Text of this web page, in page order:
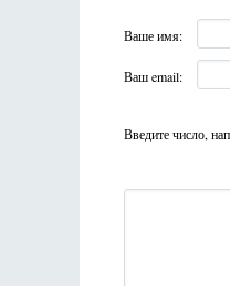
Ваше имя:
Ваш email:
Введите число,